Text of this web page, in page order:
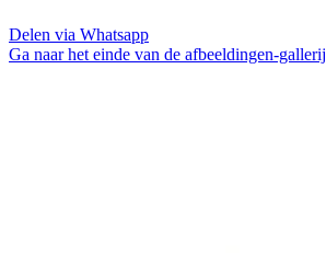
Delen via Whatsapp
Ga naar het einde van de afbeeldingen-gallerij